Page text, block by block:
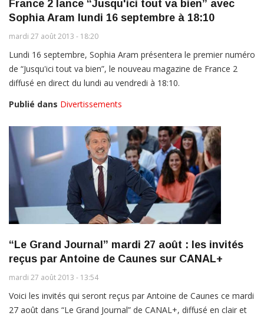
France 2 lance “Jusqu'ici tout va bien” avec
Sophia Aram lundi 16 septembre à 18:10
mardi 27 août 2013 - 18:20
Lundi 16 septembre, Sophia Aram présentera le premier numéro
de “Jusqu'ici tout va bien”, le nouveau magazine de France 2
diffusé en direct du lundi au vendredi à 18:10.
Publié dans Divertissements
“Le Grand Journal” mardi 27 août : les invités
reçus par Antoine de Caunes sur CANAL+
mardi 27 août 2013 - 13:54
Voici les invités qui seront reçus par Antoine de Caunes ce mardi
27 août dans “Le Grand Journal” de CANAL+, diffusé en clair et